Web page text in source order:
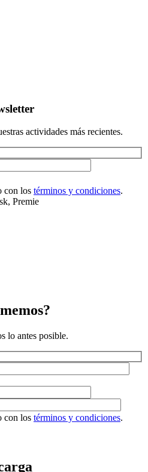
actividades más recientes.
con los términos y condiciones.
lo antes posible.
con los términos y condiciones.